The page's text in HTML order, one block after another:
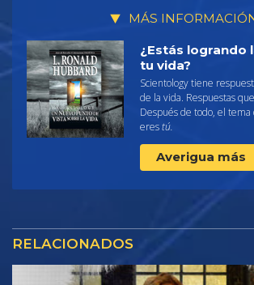
MÁS
¿Estás logrando
tu vida?
Scientology tiene
de la vida. Respuestas
Después de todo, el tema
erestú.
Averigua más
RELACIONADOS